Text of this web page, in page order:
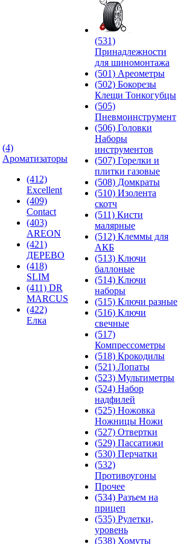
(4)
Ароматизаторы
(412)
Excellent
(409)
Contact
(403)
AREON
(421)
ДЕРЕВО
(418)
SLIM
(411) DR
MARCUS
(422)
Елка
(531)
Принадлежности
для шиномонтажа
(501) Ареометры
(502) Бокорезы
Клещи Тонкогубцы
(505)
Пневмоинструмент
(506) Головки
Наборы
инструментов
(507) Горелки и
плитки газовые
(508) Домкраты
(510) Изолента
скотч
(511) Кисти
малярные
(512) Клеммы для
АКБ
(513) Ключи
баллоные
(514) Ключи
наборы
(515) Ключи разные
(516) Ключи
свечные
(517)
Компрессометры
(518) Крокодилы
(521) Лопаты
(523) Мультиметры
(524) Набор
надфилей
(525) Ножовка
Ножницы Ножи
(527) Отвертки
(529) Пассатижи
(530) Перчатки
(532)
Противоугоны
Прочее
(534) Разъем на
прицеп
(535) Рулетки,
уровень
(538) Хомуты